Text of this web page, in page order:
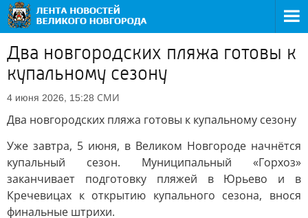
Два новгородских пляжа готовы к
купальному сезону
4 июня 2026, 15:28 СМИ
Два новгородских пляжа готовы к купальному сезону
Уже завтра, 5 июня, в Великом Новгороде начнётся
купальный сезон. Муниципальный «Горхоз»
заканчивает подготовку пляжей в Юрьево и в
Кречевицах к открытию купального сезона, внося
финальные штрихи.